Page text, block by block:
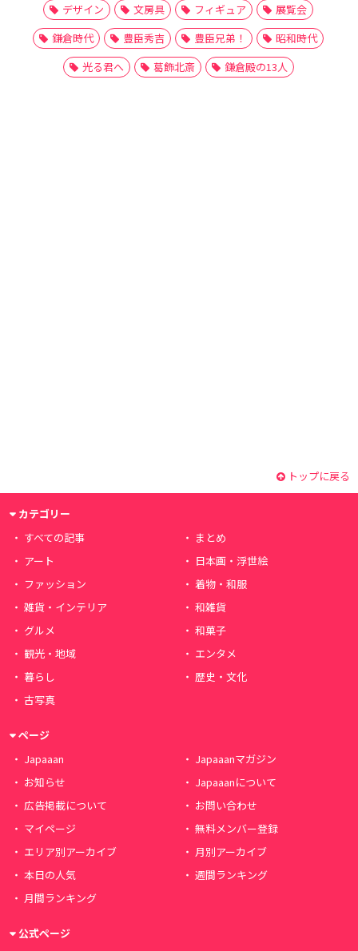
デザイン
文房具 フィギュア
展覧会
鎌倉時代
豊臣秀吉 豊臣兄弟！
昭和時代
光る君へ
葛飾北斎 鎌倉殿の13人
トップに戻る
カテゴリー
すべての記事
まとめ
アート
日本画・浮世絵
ファッション
着物・和服
雑貨・インテリア
和雑貨
グルメ
和菓子
観光・地域
エンタメ
暮らし
歴史・文化
古写真
ページ
Japaaan
Japaaanマガジン
お知らせ
Japaaanについて
広告掲載について
お問い合わせ
マイページ
無料メンバー登録
エリア別アーカイブ
月別アーカイブ
本日の人気
週間ランキング
月間ランキング
公式ページ